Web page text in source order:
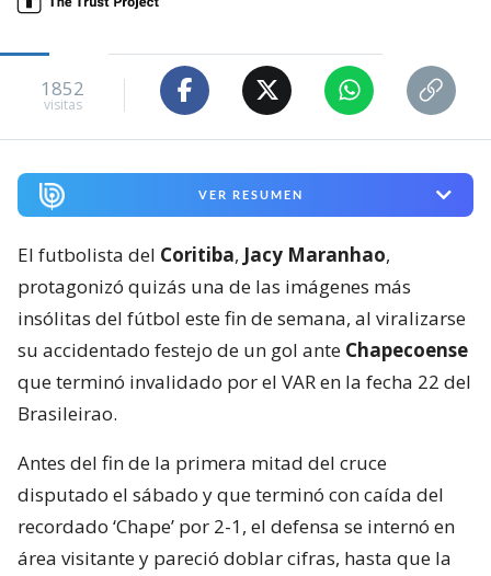
1852
visitas
VER RESUMEN
El futbolista del Coritiba, Jacy Maranhao,
protagonizó quizás una de las imágenes más
insólitas del fútbol este fin de semana, al viralizarse
su accidentado festejo de un gol ante Chapecoense
que terminó invalidado por el VAR en la fecha 22 del
Brasileirao.
Antes del fin de la primera mitad del cruce
disputado el sábado y que terminó con caída del
recordado ‘Chape’ por 2-1, el defensa se internó en
área visitante y pareció doblar cifras, hasta que la